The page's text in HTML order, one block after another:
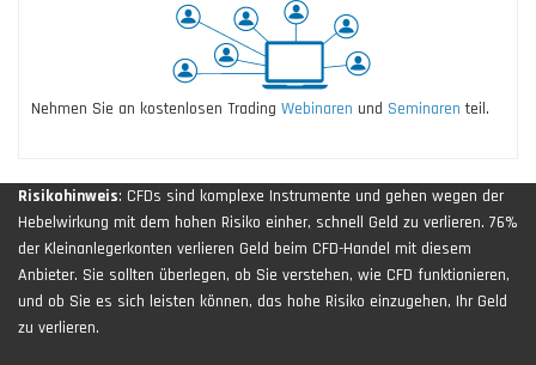
Nehmen Sie an kostenlosen Trading Webinaren und Seminaren teil.
Risikohinweis: CFDs sind komplexe Instrumente und gehen wegen der
Hebelwirkung mit dem hohen Risiko einher, schnell Geld zu verlieren. 76%
der Kleinanlegerkonten verlieren Geld beim CFD-Handel mit diesem
Anbieter. Sie sollten überlegen, ob Sie verstehen, wie CFD funktionieren,
und ob Sie es sich leisten können, das hohe Risiko einzugehen, Ihr Geld
zu verlieren.